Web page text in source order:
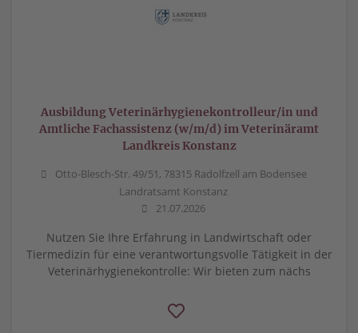
Ausbildung Veterinärhygienekontrolleur/in und
Amtliche Fachassistenz (w/m/d) im Veterinäramt
Landkreis Konstanz
Otto-Blesch-Str. 49/51, 78315 Radolfzell am Bodensee
Landratsamt Konstanz
21.07.2026
Nutzen Sie Ihre Erfahrung in Landwirtschaft oder
Tiermedizin für eine verantwortungsvolle Tätigkeit in der
Veterinärhygienekontrolle: Wir bieten zum nächs